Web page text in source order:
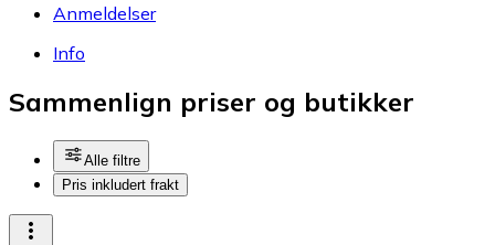
Anmeldelser
Info
Sammenlign priser og butikker
Alle filtre
Pris inkludert frakt